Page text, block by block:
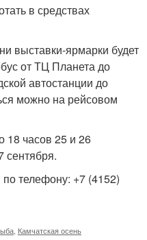
в средствах
выставки-ярмарки будет
от ТЦ Планета до
автостанции до
можно на рейсовом
18 часов 25 и 26
сентября.
телефону: +7 (4152)
Камчатская осень